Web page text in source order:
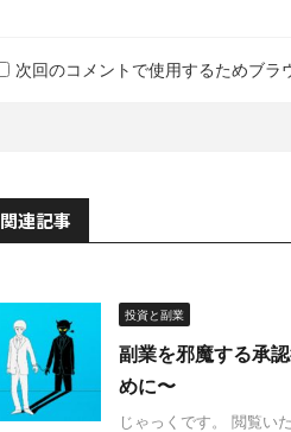
次回のコメントで使用するためブラ
関連記事
投資と副業
副業を邪魔する承
めに〜
じゃっくです。 閲覧い